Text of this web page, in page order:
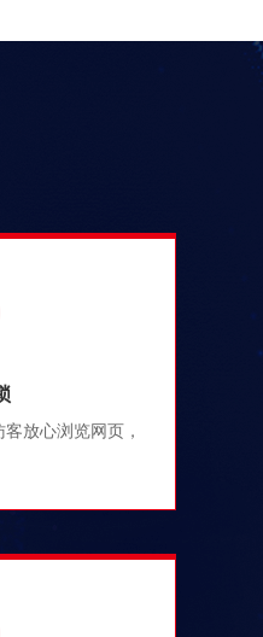
放心浏览网页，